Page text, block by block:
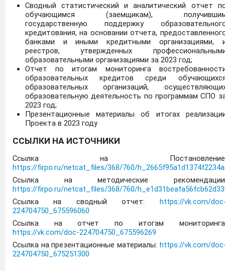
Сводный статистический и аналитический отчет
обучающимся (заемщикам),
государственную поддержку
кредитования, на основании отчета,
банками и иными кредитными организациями,
реестров, утвержденных
образовательными организациями за 2023 год;
Отчет по итогам мониторинга
образовательных кредитов среди
образовательных организаций,
образовательную деятельность по программам СПО
2023 год;
Презентационные материалы об итогах
Проекта в 2023 году
ССЫЛКИ НА ИСТОЧНИКИ
Ссылка на
https://firpo.ru/netcat_files/368/760/
Ссылка на методические
https://firpo.ru/netcat_files/368/760/
Ссылка на сводный отчет:
https://vk.com/
224704750_675596060
Ссылка на отчет по итогам
https://vk.com/doc-224704750_675596269
Ссылка на презентационные материалы: https://vk.com/
224704750_675251300